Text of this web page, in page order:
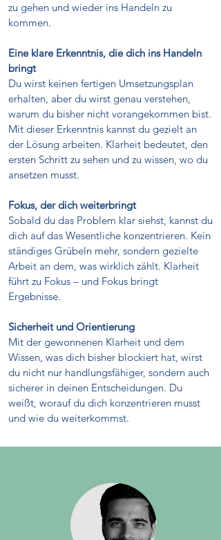
zu gehen und wieder ins Handeln zu
kommen.
Eine klare Erkenntnis, die dich ins Handeln
bringt
Du wirst keinen fertigen Umsetzungsplan
erhalten, aber du wirst genau verstehen,
warum du bisher nicht vorangekommen bist.
Mit dieser Erkenntnis kannst du gezielt an
der Lösung arbeiten. Klarheit bedeutet, den
ersten Schritt zu sehen und zu wissen, wo du
ansetzen musst.
Fokus, der dich weiterbringt
Sobald du das Problem klar siehst, kannst du
dich auf das Wesentliche konzentrieren. Kein
ständiges Grübeln mehr, sondern gezielte
Arbeit an dem, was wirklich zählt. Klarheit
führt zu Fokus – und Fokus bringt
Ergebnisse.
Sicherheit und Orientierung
Mit der gewonnenen Klarheit und dem
Wissen, was dich bisher blockiert hat, wirst
du nicht nur handlungsfähiger, sondern auch
sicherer in deinen Entscheidungen. Du
weißt, worauf du dich konzentrieren musst
und wie du weiterkommst.